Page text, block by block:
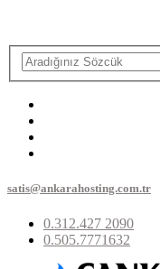
satis@ankarahosting.com.tr
0.312.427 2090
0.505.7771632